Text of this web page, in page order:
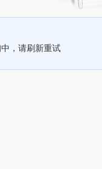
，请刷新重试